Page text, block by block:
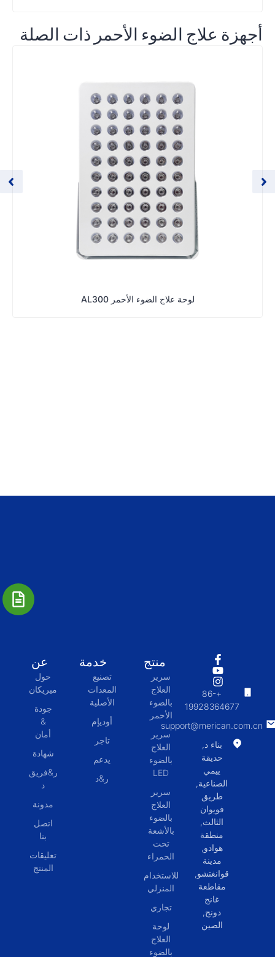
أجهزة علاج الضوء الأحمر ذات الصلة
لوحة علاج الضوء الأحمر AL300
+86-
19928364677
support@merican.com.cn
بناء د,
حديقة
ييمي
الصناعية,
طريق
فويوان
الثالث,
منطقة
هوادو,
مدينة
قوانغتشو,
مقاطعة
غانج
دونج,
الصين
منتج
سرير
العلاج
بالضوء
الأحمر
سرير
العلاج
بالضوء
LED
سرير
العلاج
بالضوء
بالأشعة
تحت
الحمراء
للاستخدام
المنزلي
تجاري
لوحة
العلاج
بالضوء
خدمة
تصنيع
المعدات
الأصلية
أوديإم
تاجر
يدعم
ر&د
عن
حول
ميريكان
جودة
&
أمان
شهادة
ر&فريق
د
مدونة
اتصل
بنا
تعليقات
المنتج